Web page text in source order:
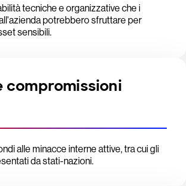
tecniche e organizzative che i
potrebbero sfruttare per
sensibili.
compromissioni
alle minacce interne attive, tra cui gli
da stati-nazioni.